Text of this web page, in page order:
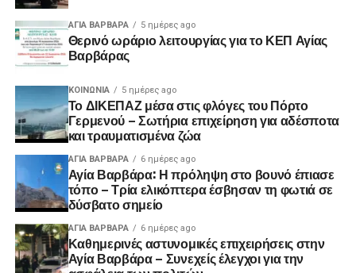
ΑΓΙΑ ΒΑΡΒΑΡΑ 5 ημέρες ago
Θερινό ωράριο λειτουργίας για το ΚΕΠ Αγίας
Βαρβάρας
ΚΟΙΝΩΝΊΑ 5 ημέρες ago
Το ΔΙΚΕΠΑΖ μέσα στις φλόγες του Πόρτο
Γερμενού – Σωτήρια επιχείρηση για αδέσποτα
και τραυματισμένα ζώα
ΑΓΙΑ ΒΑΡΒΑΡΑ 6 ημέρες ago
Αγία Βαρβάρα: Η πρόληψη στο βουνό έπιασε
τόπο – Τρία ελικόπτερα έσβησαν τη φωτιά σε
δύσβατο σημείο
ΑΓΙΑ ΒΑΡΒΑΡΑ 6 ημέρες ago
Καθημερινές αστυνομικές επιχειρήσεις στην
Αγία Βαρβάρα – Συνεχείς έλεγχοι για την